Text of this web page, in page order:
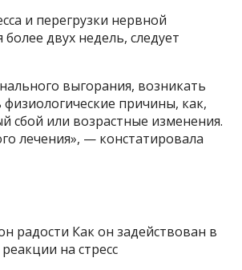
и перегрузки нервной
двух недель, следует
выгорания, возникать
причины, как,
сбой или возрастные изменения.
лечения», — констатировала
радости Как он задействован в
на стресс